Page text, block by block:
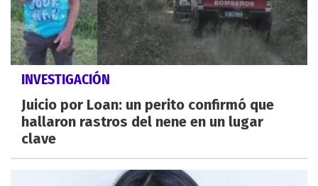
INVESTIGACIÓN
Juicio por Loan: un perito confirmó que
hallaron rastros del nene en un lugar
clave